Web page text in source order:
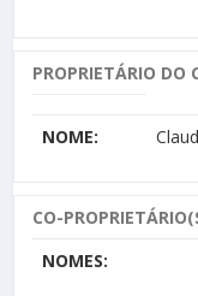
PROPRIETÁRIO DO
NOME:
CO-
NOMES: